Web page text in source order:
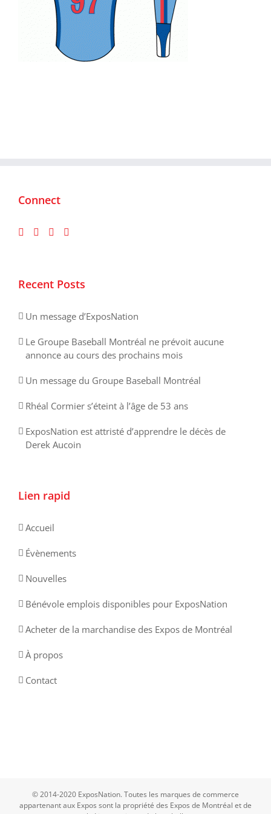
Connect
Recent Posts
Un message d’ExposNation
Le Groupe Baseball Montréal ne prévoit aucune
annonce au cours des prochains mois
Un message du Groupe Baseball Montréal
Rhéal Cormier s’éteint à l’âge de 53 ans
ExposNation est attristé d’apprendre le décès de
Derek Aucoin
Lien rapid
Accueil
Évènements
Nouvelles
Bénévole emplois disponibles pour ExposNation
Acheter de la marchandise des Expos de Montréal
À propos
Contact
© 2014-2020 ExposNation. Toutes les marques de commerce
appartenant aux Expos sont la propriété des Expos de Montréal et de